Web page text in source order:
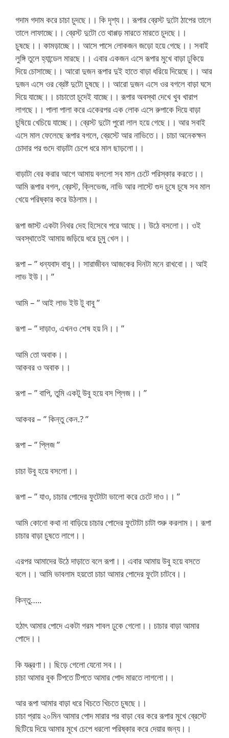
গদাম গদাম করে চাচা চুদছে।। কি দৃশ্য।। রূপার ব্রেস্ট দুটো ঠাপের তালে
তালে লাফাচ্ছে।। ব্রেস্ট দুটো তে থাপ্পড় মারতে মারতে চুদছে।।
চুষছে।। কামড়াচ্ছে।। আসে পাসে লোকজন জড়ো হয়ে গেছে।। সবাই
লুঙ্গি তুলে হ্যান্ডেল মারছে।। এবার একজন এসে রূপার মুখে বাড়া ঢুকিয়ে
দিয়ে চোসাচ্ছে।। আরো দুজন রূপার দুই হাতে বাড়া ধরিয়ে দিয়েছে।। আর
দুজন এসে ওর ব্রেষ্ট দুটো চুষছে।। আরো দুজন এসে ওর বগলে বাড়া ঘসে
দিয়ে যাচ্ছে।। চাচাতো চুদেই যাচ্ছে।। রূপার অবস্থা দেখে খুব খারাপ
লাগছে।। পালা পালা করে একেরপর এক লোক এসে রুপাকে দিয়ে বাড়া
চুষিয়ে খেচিয়ে যাচ্ছে।। ব্রেস্ট দুটো পুরো লাল হয়ে গেছে।। আর সবাই
এসে মাল ফেলেছে রূপার বগলে, ব্রেস্টে আর নাভিতে।। চাচা অনেকক্ষন
চোদার পর গুদে বাড়াটা চেপে ধরে মাল ছাড়লো।।
বাড়াটা বের করার আগে আমায় বললো সব মাল চেটে পরিস্কার করতে।।
আমি রূপার বগল, ব্রেস্ট, ক্লিভেজ, নাভি আর লাস্টে গুদ চুষে চুষে সব মাল
খেয়ে পরিষ্কার করে উঠলাম।।
রূপা জাস্ট একটা নিথর দেহ হিসেবে পরে আছে।। উঠে বসলো।। ওই
অবস্থাতেই আমায় জড়িয়ে ধরে চুমু খেল।।
রূপা – ” ধন্যবাদ বাবু।। সারাজীবন আজকের দিনটা মনে রাখবো।। আই
লাভ ইউ।। ”
আমি – ” আই লাভ ইউ টু বাবু ”
রূপা – ” দাড়াও, এখনও শেষ হয় নি।। ”
আমি তো অবাক।।
আকবর ও অবাক।।
রূপা – ” বাপি, তুমি একটু উবু হয়ে বস প্লিজ।। ”
আকবর – ” কিন্তু কেন.? ”
রূপা – ” প্লিজ ”
চাচা উবু হয়ে বসলো।।
রূপা – ” যাও, চাচার পোদের ফুটোটা ভালো করে চেটে দাও।। ”
আমি কোনো কথা না বাড়িয়ে চাচার পোদের ফুটোটা চাটা শুরু করলাম।। রূপা
চাচার বাড়া চুষতে লাগে।।
এরপর আমাদের উঠে দাড়াতে বলে রূপা।। এবার আমায় উবু হয়ে বসতে
বলে।। আমি ভাবলাম হয়তো চাচা আমার পোদের ফুটো চাটবে।।
কিন্তু…..
হঠাৎ আমার পোদে একটা গরম শাবল ঢুকে গেলো।। চাচার বাড়া আমার
পোদে।।
কি যন্ত্রণা।। ছিড়ে গেলো যেনো সব।।
চাচা আমার বুক টিপতে টিপতে আমার পোদ মারতে লাগলো।।
আর রূপা আমার বাড়া ধরে খিচতে খিচতে চুষছে।।
চাচা প্রায় ২০মিন আমার পোদ মারার পর বাড়া বের করে রূপার মুখে ব্রেস্টে
ছিটিয়ে দিয়ে আমার মুখে চেপে ধরলো পরিষ্কার করে দেয়ার জন্য।।